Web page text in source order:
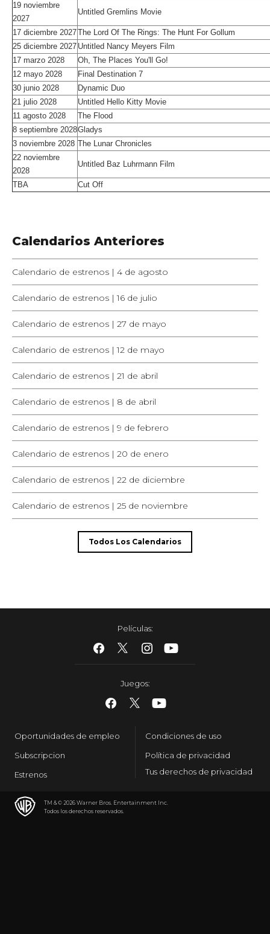
19 noviembre
2027
Untitled Gremlins Movie
17 diciembre 2027The Lord Of The Rings: The Hunt For Gollum
25 diciembre 2027 Untitled Nancy Meyers Film
17 marzo 2028
Oh, The Places You'll Go!
12 mayo 2028
Final Destination 7
30 junio 2028
Dynamic Duo
21 julio 2028
Untitled Hello Kitty Movie
11 agosto 2028
The Flood
8 septiembre 2028Gladys
3 noviembre 2028 The Lunar Chronicles
22 noviembre
2028
Untitled Baz Luhrmann Film
TBA Cut Off
Calendarios Anteriores
Calendario de estrenos | 4 de agosto
Calendario de estrenos | 16 de julio
Calendario de estrenos | 27 de mayo
Calendario de estrenos | 12 de mayo
Calendario de estrenos | 21 de abril
Calendario de estrenos | 8 de abril
Calendario de estrenos | 9 de febrero
Calendario de estrenos | 20 de enero
Calendario de estrenos | 22 de diciembre
Calendario de estrenos | 25 de noviembre
Todos Los Calendarios
TM & © 2026 Warner Bros. Entertainment Inc.
Todos los derechos reservados
Películas:
Juegos:
Oportunidades de empleo
Subscripcion
Estrenos
Condiciones de uso
Política de privacidad
Tus derechos de privacidad